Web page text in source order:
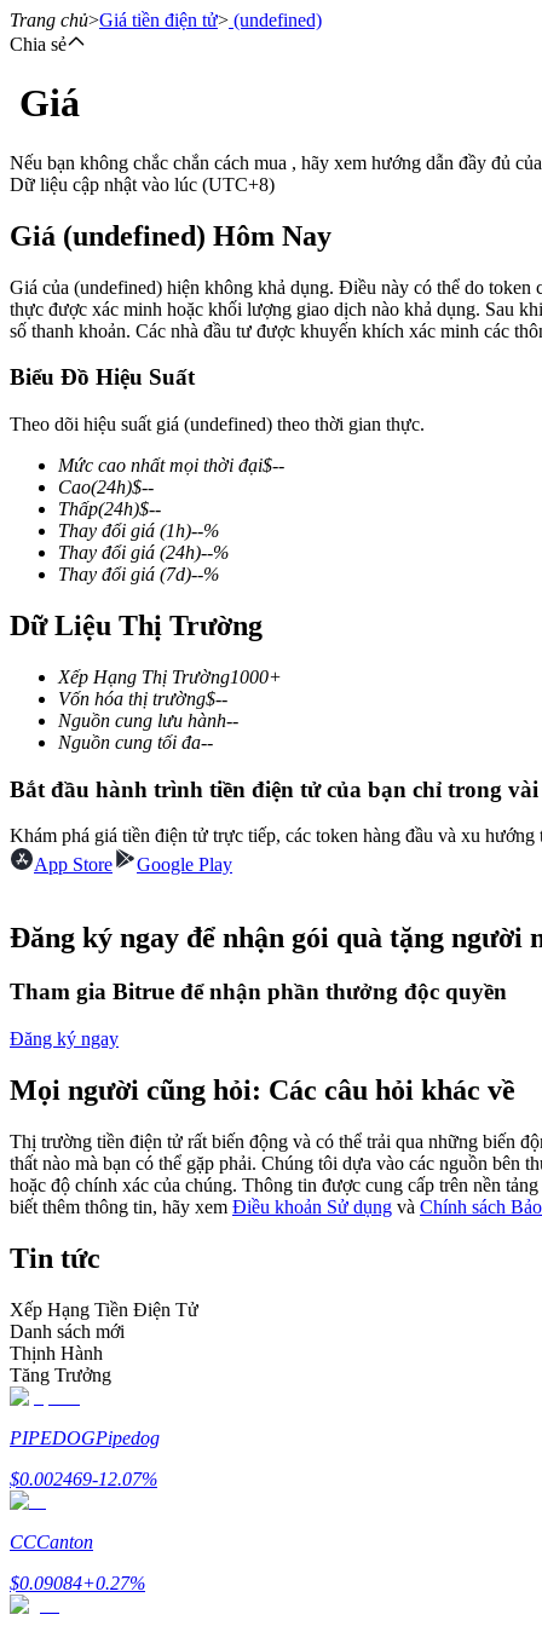
Hợp đồng tương lai
USDT Futures
Futures sử dụng token làm tài sản thế chấp
TradFi
Phái sinh cổ phiếu, ngoại hối, kim loại quý và hàng hóa
Futures sử dụng USDC làm tài sản thế chấp
Sao chép Giao dịch
Trang chủ>Giá tiền điện tử> (undefined)
Chia sẻ
Giá
Nếu bạn không chắc chắn cách mua , hãy xem hướng dẫn đầy đủ
Dữ liệu cập nhật vào lúc (UTC+8)
Giá (undefined) Hôm Nay
Giá của (undefined) hiện không khả dụng. Điều này có thể do
thực được xác minh hoặc khối lượng giao dịch nào khả dụng. Sau
số thanh khoản. Các nhà đầu tư được khuyến khích xác minh các
Biểu Đồ Hiệu Suất
Theo dõi hiệu suất giá (undefined) theo thời gian thực.
Mức cao nhất mọi thời đại$--
Cao(24h)$--
Thấp(24h)$--
Thay đổi giá (1h)--%
Thay đổi giá (24h)--%
Thay đổi giá (7d)--%
Dữ Liệu Thị Trường
Xếp Hạng Thị Trường1000+
Vốn hóa thị trường$--
Nguồn cung lưu hành--
Nguồn cung tối đa--
Bắt đầu hành trình tiền điện tử của bạn chỉ trong
Khám phá giá tiền điện tử trực tiếp, các token hàng đầu và xu hướng
App Store
Google Play
Đăng ký ngay để nhận gói quà tặng người
Tham gia Bitrue để nhận phần thưởng độc quyền
Đăng ký ngay
Mọi người cũng hỏi: Các câu hỏi khác về
Thị trường tiền điện tử rất biến động và có thể trải qua những biến
thất nào mà bạn có thể gặp phải. Chúng tôi dựa vào các nguồn bên
hoặc độ chính xác của chúng. Thông tin được cung cấp trên nền
biết thêm thông tin, hãy xem Điều khoản Sử dụng và Chính sách
Tin tức
Xếp Hạng Tiền Điện Tử
Danh sách mới
Thịnh Hành
Tăng Trưởng
PIPEDOGPipedog
$0.002469-12.07%
CCCanton
$0.09084+0.27%